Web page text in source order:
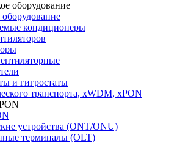
кондиционеры
и гигростаты
транспорта, xWDM, xPON
устройства (ONT/ONU)
терминалы (OLT)